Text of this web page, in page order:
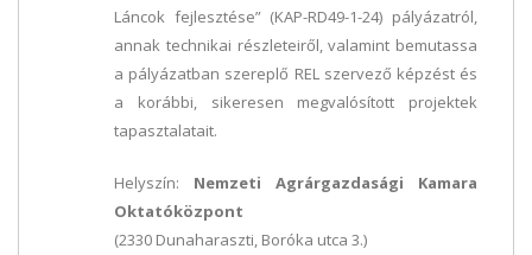
Láncok fejlesztése” (KAP-RD49-1-24) pályázatról,
annak technikai részleteiről, valamint bemutassa
a pályázatban szereplő REL szervező képzést és
a korábbi, sikeresen megvalósított projektek
tapasztalatait.
Helyszín: Nemzeti Agrárgazdasági Kamara
Oktatóközpont
(2330 Dunaharaszti, Boróka utca 3.)